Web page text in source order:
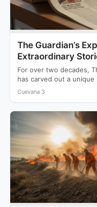
The Guardian’s
Extraordinary
For over two decades,
has carved out a
readers…
Cuevana 3